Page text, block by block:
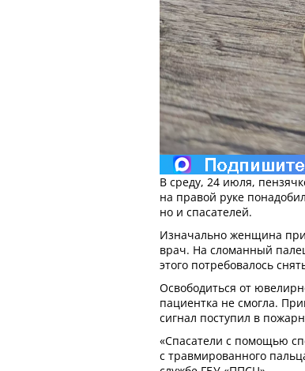
В среду, 24 июля,
на правой руке
но и спасателей.
Изначально женщина
врач. На сломанный
этого потребовалось
Освободиться от
пациентка не смогла.
сигнал поступил в
«Спасатели с помощью
с травмированного